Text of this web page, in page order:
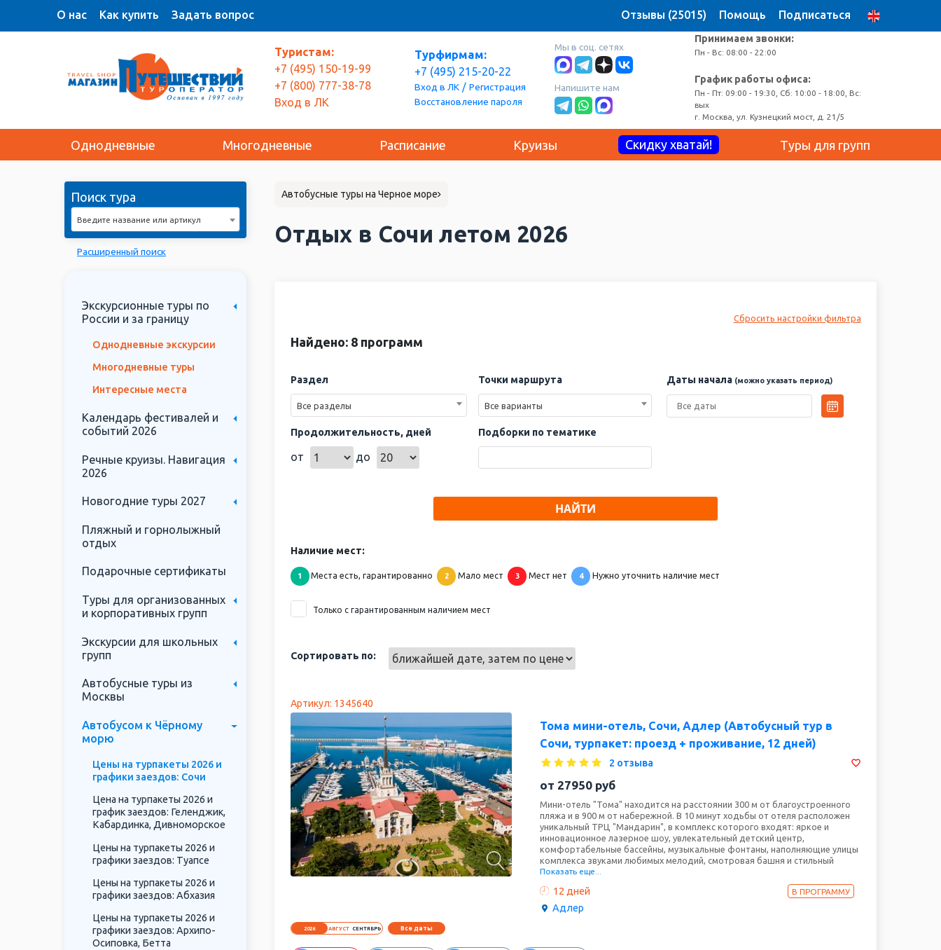
О нас Как купить Задать вопрос Отзывы (25015) Помощь Подписаться
Туристам:
+7 (495) 150-19-99
+7 (800) 777-38-78
Вход в ЛК
Турфирмам:
+7 (495) 215-20-22
Вход в ЛК / Регистрация
Восстановление пароля
Мы в соц. сетях
Напишите нам
Принимаем звонки:
Пн - Вс: 08:00 - 22:00
График работы офиса:
Пн - Пт: 09:00 - 19:30, Сб: 10:00 - 18:00, Вс:
вых
г. Москва, ул. Кузнецкий мост, д. 21/5
Однодневные Многодневные Расписание Круизы Скидку хватай! Туры для групп
Поиск тура
Введите название или артикул
Расширенный поиск
Экскурсионные туры по
России и за границу
Однодневные экскурсии
Многодневные туры
Интересные места
Календарь фестивалей и
событий 2026
Речные круизы. Навигация
2026
Новогодние туры 2027
Пляжный и горнолыжный
отдых
Подарочные сертификаты
Туры для организованных
и корпоративных групп
Экскурсии для школьных
групп
Автобусные туры из
Москвы
Автобусом к Чёрному
морю
Цены на турпакеты 2026 и
графики заездов: Сочи
Цена на турпакеты 2026 и
график заездов: Геленджик,
Кабардинка, Дивноморское
Цены на турпакеты 2026 и
графики заездов: Туапсе
Цены на турпакеты 2026 и
графики заездов: Абхазия
Цены на турпакеты 2026 и
графики заездов: Архипо-
Осиповка, Бетта
Автобусные туры на Черное море
Отдых в Сочи летом 2026
Сбросить настройки фильтра
Найдено: 8 программ
Раздел
Все разделы
Точки маршрута
Все варианты
Даты начала (можно указать период)
Продолжительность, дней
от до
Подборки по тематике
НАЙТИ
Наличие мест:
1 Места есть, гарантированно 2 Мало мест 3 Мест нет 4 Нужно уточнить наличие мест
Только с гарантированным наличием мест
Сортировать по:
Артикул: 1345640
Тома мини-отель, Сочи, Адлер (Автобусный тур в
Сочи, турпакет: проезд + проживание, 12 дней)
2 отзыва
от 27950 руб
Мини-отель "Тома" находится на расстоянии 300 м от благоустроенного
пляжа и в 900 м от набережной. В 10 минут ходьбы от отеля расположен
уникальный ТРЦ "Мандарин", в комплекс которого входят: яркое и
инновационное лазерное шоу, увлекательный детский центр,
комфортабельные бассейны, музыкальные фонтаны, наполняющие улицы
комплекса звуками любимых мелодий, смотровая башня и стильный
ночной клуб – надеемся, что в этом списке каждый человек сможет
подыскать себе занятие по вкусу. До Олимпийского парка Вы сможете
добраться на маршрутном такси (2 остановки) или пешком 20 мин по
набережной.
Показать еще...
12 дней В ПРОГРАММУ
Адлер
2026 АВГУСТ СЕНТЯБРЬ Все даты